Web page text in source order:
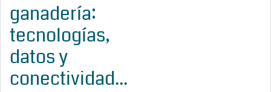
ganadería:
tecnologías,
datos y
conectividad...